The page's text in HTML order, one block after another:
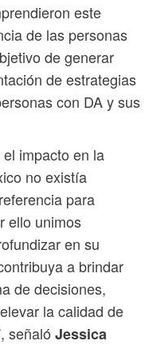
este
de las personas
de generar
de estrategias
con DA y sus
impacto en la
no existía
para
ello unimos
en su
a brindar
de decisiones,
la calidad de
señaló Jessica